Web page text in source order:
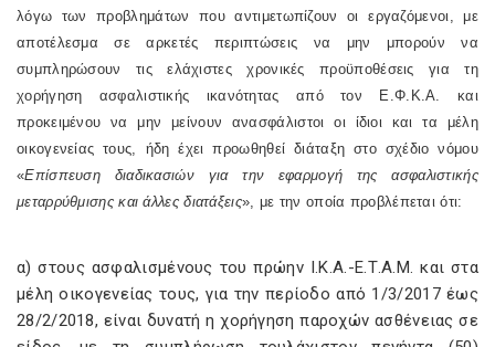
λόγω των προβλημάτων που αντιμετωπίζουν οι εργαζόμενοι, με
αποτέλεσμα σε αρκετές περιπτώσεις να μην μπορούν να
συμπληρώσουν τις ελάχιστες χρονικές προϋποθέσεις για τη
χορήγηση ασφαλιστικής ικανότητας από τον Ε.Φ.Κ.Α. και
προκειμένου να μην μείνουν ανασφάλιστοι οι ίδιοι και τα μέλη
οικογενείας τους, ήδη έχει προωθηθεί διάταξη στο σχέδιο νόμου
«Επίσπευση διαδικασιών για την εφαρμογή της ασφαλιστικής
μεταρρύθμισης και άλλες διατάξεις», με την οποία προβλέπεται ότι:
α) στους ασφαλισμένους του πρώην Ι.Κ.Α.-Ε.Τ.Α.Μ. και στα
μέλη οικογενείας τους, για την περίοδο από 1/3/2017 έως
28/2/2018, είναι δυνατή η χορήγηση παροχών ασθένειας σε